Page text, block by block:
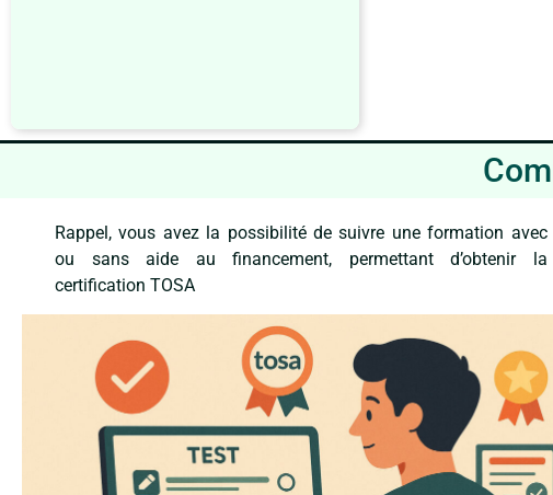
Rappel, vous avez la possibilité de suivre une formation avec
ou sans aide au financement, permettant d’obtenir la
certification TOSA